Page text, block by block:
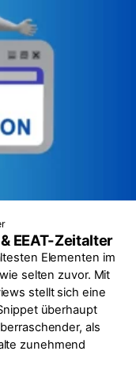
EEAT-Zeitalter
Elementen im
selten zuvor. Mit
stellt sich eine
überhaupt
als
zunehmend